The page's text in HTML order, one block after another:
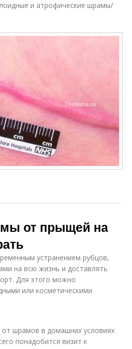
и атрофические шрамы/
от прыщей на
устранением рубцов,
на всю жизнь и доставлять
Для этого можно
или косметическими
шрамов в домашних условиях
понадобится визит к